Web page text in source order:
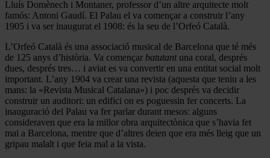
Lluís Domènech i Montaner, professor d’un altre arquitecte molt
famós: Antoni Gaudí. El Palau el va començar a construir l’any
1905 i va ser inaugurat el 1908: és la seu de l’Orfeó Català.
L’Orfeó Català és una associació musical de Barcelona que té més
de 125 anys d’història. Va començar batutantuna coral, després
dues, després tres… i aviat es va convertir en una entitat social molt
important. L’any 1904 va crear una revista (aquesta que teniu a les
mans: la «Revista Musical Catalana») i poc després va decidir
construir un auditori: un edifici on es poguessin fer concerts. La
inauguració del Palau va fer parlar durant mesos: alguns
consideraven que era la millor obra arquitectònica que s’havia fet
mai a Barcelona, mentre que d’altres deien que era més lleig que un
gripau malalt i que feia mal a la vista.